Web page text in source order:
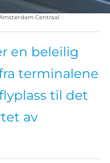
Centraal
en beleilig
terminalene
til det
av